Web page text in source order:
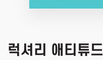
럭셔리 애티튜드